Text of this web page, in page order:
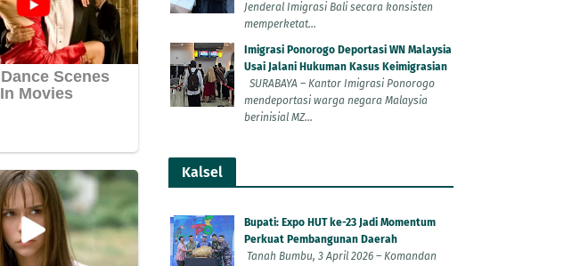
Jenderal Imigrasi Bali secara konsisten
memperketat...
Imigrasi Ponorogo Deportasi WN Malaysia
Usai Jalani Hukuman Kasus Keimigrasian
SURABAYA – Kantor Imigrasi Ponorogo
mendeportasi warga negara Malaysia
berinisial MZ...
Kalsel
Bupati: Expo HUT ke-23 Jadi Momentum
Perkuat Pembangunan Daerah
Tanah Bumbu, 3 April 2026 – Komandan